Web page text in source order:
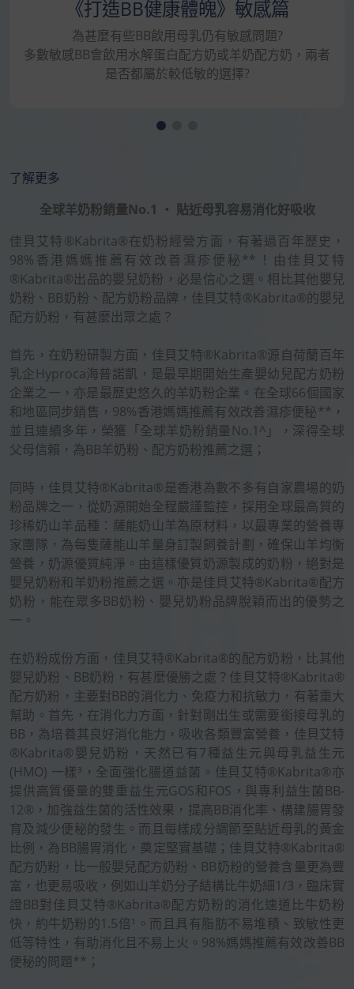
《打造BB健康體魄》敏感篇
為甚麼有些BB飲用母乳仍有敏感問題?
多數敏感BB會飲用水解蛋白配方奶或羊奶配方奶，兩者
是否都屬於較低敏的選擇?
了解更多
全球羊奶粉銷量No.1 ‧ 貼近母乳容易消化好吸收
佳貝艾特®Kabrita®在奶粉經營方面，有著過百年歷史，
98%香港媽媽推薦有效改善濕疹便秘**！由佳貝艾特
®Kabrita®出品的嬰兒奶粉，必是信心之選。相比其他嬰兒
奶粉、BB奶粉、配方奶粉品牌，佳貝艾特®Kabrita®的嬰兒
配方奶粉，有甚麼出眾之處？
首先，在奶粉研製方面，佳貝艾特®Kabrita®源自荷蘭百年
乳企Hyproca海普諾凱，是最早期開始生產嬰幼兒配方奶粉
企業之一，亦是最歷史悠久的羊奶粉企業。在全球66個國家
和地區同步銷售，98%香港媽媽推薦有效改善濕疹便秘**，
並且連續多年，榮獲「全球羊奶粉銷量No.1^」，深得全球
父母信賴，為BB羊奶粉、配方奶粉推薦之選；
同時，佳貝艾特®Kabrita®是香港為數不多有自家農場的奶
粉品牌之一，從奶源開始全程嚴謹監控，採用全球最高質的
珍稀奶山羊品種：薩能奶山羊為原材料，以最專業的營養專
家團隊，為每隻薩能山羊量身訂製飼養計劃，確保山羊均衡
營養，奶源優質純淨。由這樣優質奶源製成的奶粉，絕對是
嬰兒奶粉和羊奶粉推薦之選。亦是佳貝艾特®Kabrita®配方
奶粉，能在眾多BB奶粉、嬰兒奶粉品牌脫穎而出的優勢之
一。
在奶粉成份方面，佳貝艾特®Kabrita®的配方奶粉，比其他
嬰兒奶粉、BB奶粉，有甚麼優勝之處？佳貝艾特®Kabrita®
配方奶粉，主要對BB的消化力、免疫力和抗敏力，有著重大
幫助。首先，在消化力方面，針對剛出生或需要銜接母乳的
BB，為培養其良好消化能力，吸收各類豐富營養，佳貝艾特
®Kabrita®嬰兒奶粉，天然已有7種益生元與母乳益生元
(HMO) 一樣³，全面強化腸道益菌。佳貝艾特®Kabrita®亦
提供高質優量的雙重益生元GOS和FOS，與專利益生菌BB-
12®，加強益生菌的活性效果，提高BB消化率、構建腸胃發
育及減少便秘的發生。而且每樣成分調節至貼近母乳的黃金
比例，為BB腸胃消化，奠定堅實基礎；佳貝艾特®Kabrita®
配方奶粉，比一般嬰兒配方奶粉、BB奶粉的營養含量更為豐
富，也更易吸收，例如山羊奶分子結構比牛奶細1/3，臨床實
證BB對佳貝艾特®Kabrita®配方奶粉的消化速道比牛奶粉
快，約牛奶粉的1.5倍¹。而且具有脂肪不易堆積、致敏性更
低等特性，有助消化且不易上火。98%媽媽推薦有效改善BB
便秘的問題**；